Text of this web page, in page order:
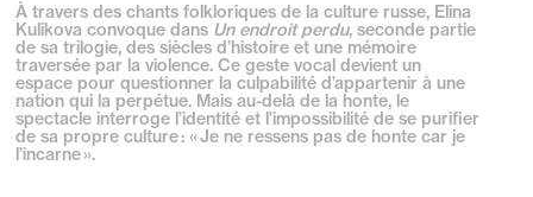
À travers des chants folkloriques de la culture russe, Elina
Kulikova convoque dans Un endroit perdu, seconde partie
de sa trilogie, des siècles d’histoire et une mémoire
traversée par la violence. Ce geste vocal devient un
espace pour questionner la culpabilité d’appartenir à une
nation qui la perpétue. Mais au-delà de la honte, le
spectacle interroge l’identité et l’impossibilité de se purifier
de sa propre culture : « Je ne ressens pas de honte car je
l’incarne ».